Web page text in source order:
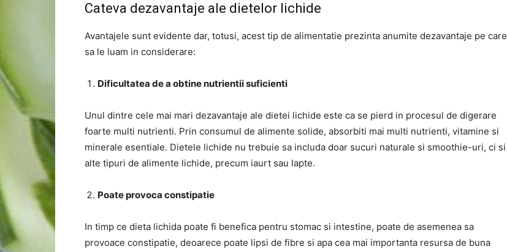
Cateva dezavantaje ale dietelor lichide
Avantajele sunt evidente dar, totusi, acest tip de alimentatie prezinta anumite dezavantaje pe care
sa le luam in considerare:
Dificultatea de a obtine nutrientii suficienti
Unul dintre cele mai mari dezavantaje ale dietei lichide este ca se pierd in procesul de digerare
foarte multi nutrienti. Prin consumul de alimente solide, absorbiti mai multi nutrienti, vitamine si
minerale esentiale. Dietele lichide nu trebuie sa includa doar sucuri naturale si smoothie-uri, ci si
alte tipuri de alimente lichide, precum iaurt sau lapte.
Poate provoca constipatie
In timp ce dieta lichida poate fi benefica pentru stomac si intestine, poate de asemenea sa
provoace constipatie, deoarece poate lipsi de fibre si apa cea mai importanta resursa de buna